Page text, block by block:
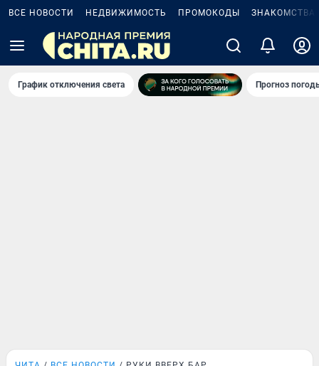
ВСЕ НОВОСТИ НЕДВИЖИМОСТЬ ПРОМОКОДЫ ЗНАКОМСТВА
График отключения света Прогноз